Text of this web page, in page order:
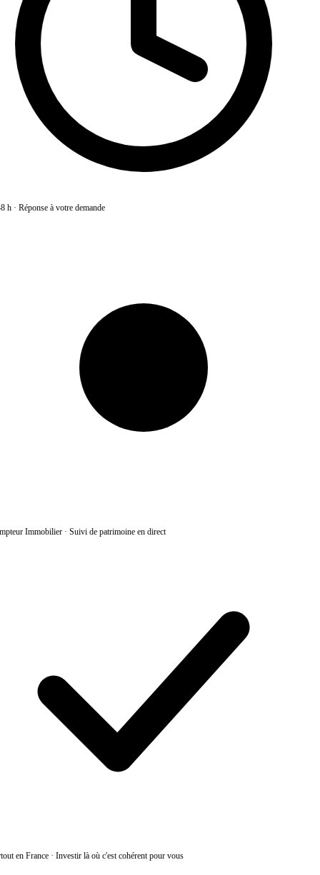
h·Réponse à votre demande
Immobilier·Suivi de patrimoine en direct
en France·Investir là où c'est cohérent pour vous